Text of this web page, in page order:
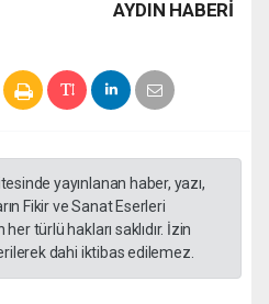
AYDIN HABERİ
yayınlanan haber, yazı,
Fikir ve Sanat Eserleri
türlü hakları saklıdır. İzin
dahi iktibas edilemez.